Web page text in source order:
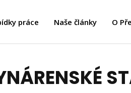
práce Naše články O